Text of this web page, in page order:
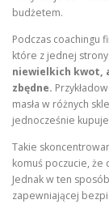
budżetem.
Podczas coachingu
które z jednej strony
niewielkich kwot,
zbędne.
masła w różnych
jednocześnie
Takie
komuś poczucie, że
Jednak w ten
zapewniającej